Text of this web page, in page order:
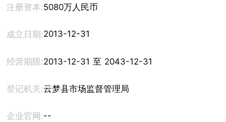
注册资本:5080万人民币
成立日期:2013-12-31
经营期限: 2013-12-31 至 2043-12-31
登记机关:云梦县市场监督管理局
企业官网:--